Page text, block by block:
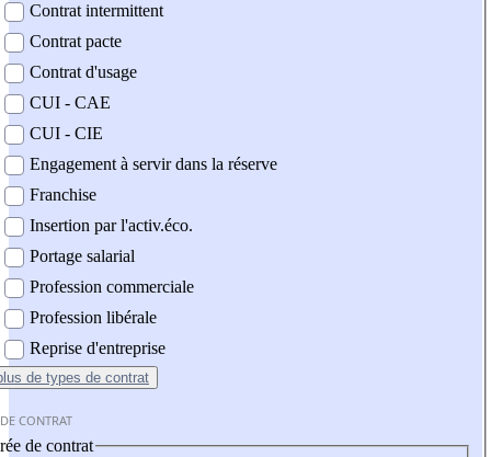
Contrat intermittent
Contrat pacte
Contrat d'usage
CUI - CAE
CUI - CIE
Engagement à servir dans la réserve
Franchise
Insertion par l'activ.éco.
Portage salarial
Profession commerciale
Profession libérale
Reprise d'entreprise
de types de contrat
CONTRAT
de contrat